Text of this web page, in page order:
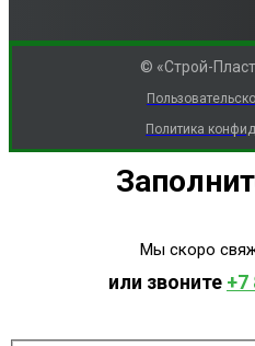
© «Строй-
Политика
Мы скоро
или звоните +7